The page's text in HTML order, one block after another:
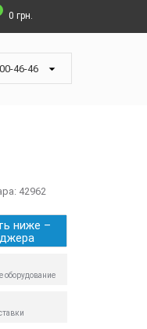
0 грн.
46-46
42962
ниже –
оборудование